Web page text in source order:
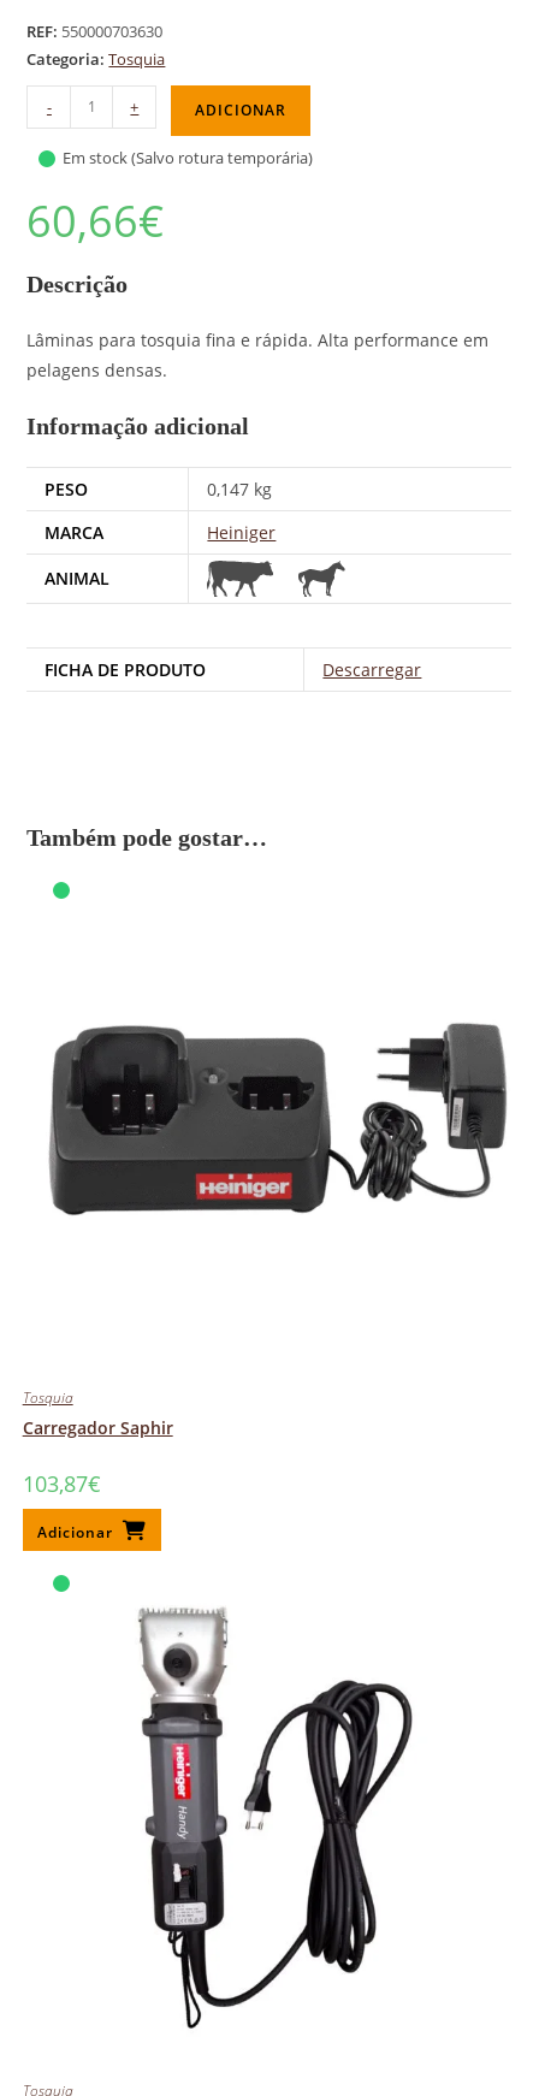
REF: 550000703630
Categoria:Tosquia
- + ADICIONAR
Em stock (Salvo rotura temporária)
60,66€
Descrição
Lâminas para tosquia fina e rápida. Alta performance em
pelagens densas.
Informação adicional
PESO
0,147 kg
MARCA
Heiniger
ANIMAL
FICHA DE PRODUTO Descarregar
Também pode gostar…
Tosquia
Carregador Saphir
103,87€
Adicionar
Tosquia